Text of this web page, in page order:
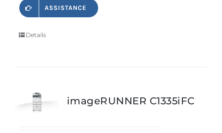
ASSISTANCE
Details
imageRUNNER C1335iFC